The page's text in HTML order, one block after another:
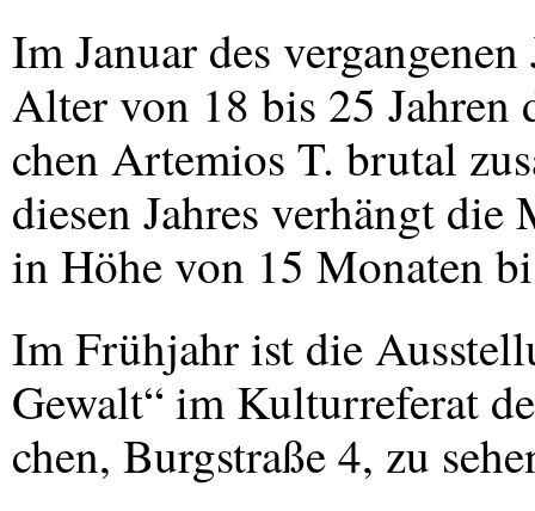
Im Januar des
Alter von 18 bis 25 Jahren
chen Artemios T. brutal
diesen Jahres verhängt die
in Höhe von 15 Monaten
Im Frühjahr ist die
Gewalt“ im Kulturreferat
chen, Burgstraße 4, zu